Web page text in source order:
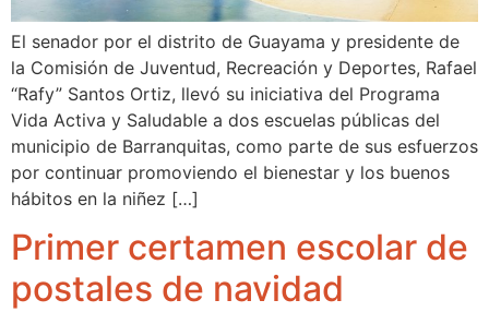
El senador por el distrito de Guayama y presidente de
la Comisión de Juventud, Recreación y Deportes, Rafael
“Rafy” Santos Ortiz, llevó su iniciativa del Programa
Vida Activa y Saludable a dos escuelas públicas del
municipio de Barranquitas, como parte de sus esfuerzos
por continuar promoviendo el bienestar y los buenos
hábitos en la niñez […]
Primer certamen escolar de
postales de navidad